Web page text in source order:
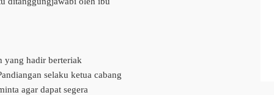
yang hadir berteriak
selaku ketua cabang
agar dapat segera